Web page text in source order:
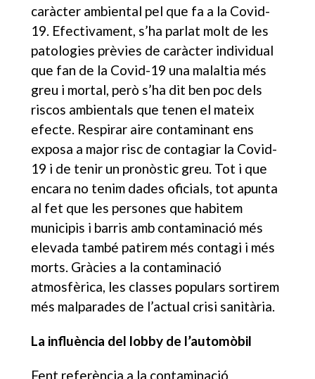
caràcter ambiental pel que fa a la Covid-
19. Efectivament, s’ha parlat molt de les
patologies prèvies de caràcter individual
que fan de la Covid-19 una malaltia més
greu i mortal, però s’ha dit ben poc dels
riscos ambientals que tenen el mateix
efecte. Respirar aire contaminant ens
exposa a major risc de contagiar la Covid-
19 i de tenir un pronòstic greu. Tot i que
encara no tenim dades oficials, tot apunta
al fet que les persones que habitem
municipis i barris amb contaminació més
elevada també patirem més contagi i més
morts. Gràcies a la contaminació
atmosfèrica, les classes populars sortirem
més malparades de l’actual crisi sanitària.
La influència del lobby de l’automòbil
Fent referència a la contaminació